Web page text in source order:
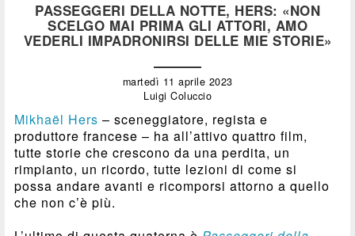
PASSEGGERI DELLA NOTTE, HERS: «NON
SCELGO MAI PRIMA GLI ATTORI, AMO
VEDERLI IMPADRONIRSI DELLE MIE STORIE»
martedì 11 aprile 2023
Luigi Coluccio
Mikhaël Hers – sceneggiatore, regista e
produttore francese – ha all’attivo quattro film,
tutte storie che crescono da una perdita, un
rimpianto, un ricordo, tutte lezioni di come si
possa andare avanti e ricomporsi attorno a quello
che non c’è più.